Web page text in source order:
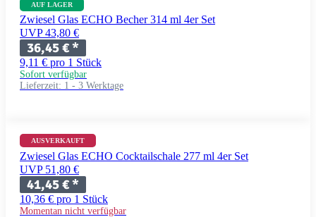
AUF LAGER
Zwiesel Glas ECHO Becher 314 ml 4er Set
UVP 43,80 €
36,45 €*
9,11 € pro 1 Stück
Sofort verfügbar
Lieferzeit: 1 - 3 Werktage
AUSVERKAUFT
Zwiesel Glas ECHO Cocktailschale 277 ml 4er Set
UVP 51,80 €
41,45 €*
10,36 € pro 1 Stück
Momentan nicht verfügbar